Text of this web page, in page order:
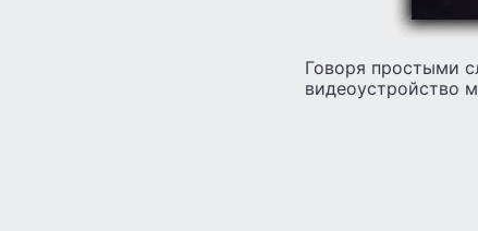
Говоря простыми
видеоустройство